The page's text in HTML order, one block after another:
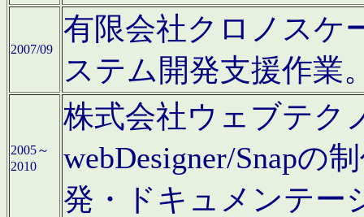
2007/09
有限会社クロノスケ
ステム開発支援作業
2005～
2010
株式会社ウェブテク
webDesigner/Snapの
発・ドキュメンテー